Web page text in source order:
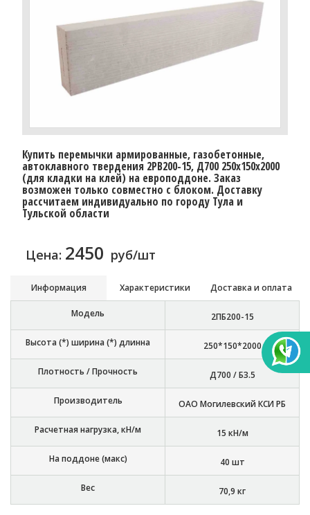
Купить перемычки армированные, газобетонные,
автоклавного твердения 2PB200-15, Д700 250х150х2000
(для кладки на клей) на европоддоне. Заказ
возможен только совместно с блоком. Доставку
расcчитаем индивидуально по городу Тула и
Тульской области
Цена: 2450 руб/шт
Информация Характеристики Доставка и оплата
Модель 2ПБ200-15
Высота (*) ширина (*) длинна 250*150*2000
Плотность / Прочность Д700 / Б3.5
Производитель ОАО Могилевский КСИ РБ
Расчетная нагрузка, кН/м 15 кН/м
На поддоне (макс) 40 шт
Вес 70,9 кг